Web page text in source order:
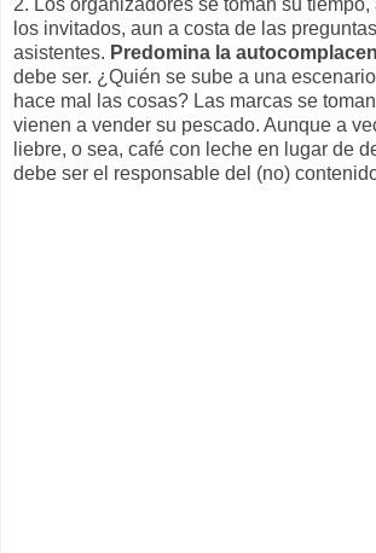
los invitados, aun a costa de las
asistentes. Predomina la
debe ser. ¿Quién se sube a una
hace mal las cosas? Las marcas se
vienen a vender su pescado. Aunque a
liebre, o sea, café con leche en lugar de
debe ser el responsable del (no)